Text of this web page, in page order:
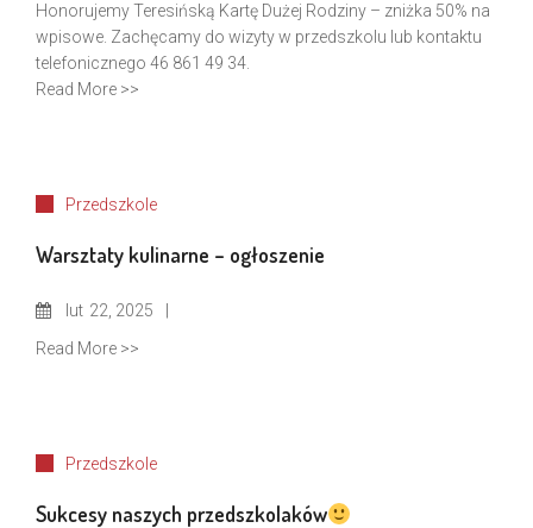
Honorujemy Teresińską Kartę Dużej Rodziny – zniżka 50% na
wpisowe. Zachęcamy do wizyty w przedszkolu lub kontaktu
telefonicznego 46 861 49 34.
Read More >>
Przedszkole
Warsztaty kulinarne – ogłoszenie
lut 22, 2025
Read More >>
Przedszkole
Sukcesy naszych przedszkolaków